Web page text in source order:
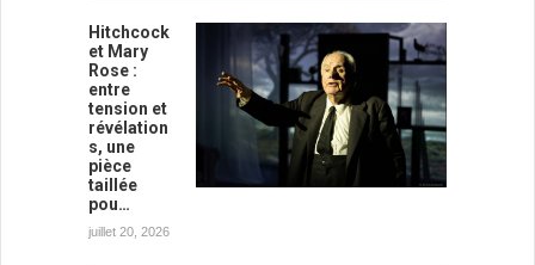
Hitchcock
et Mary
Rose :
entre
tension et
révélation
s, une
pièce
taillée
pou…
juillet 20, 2026